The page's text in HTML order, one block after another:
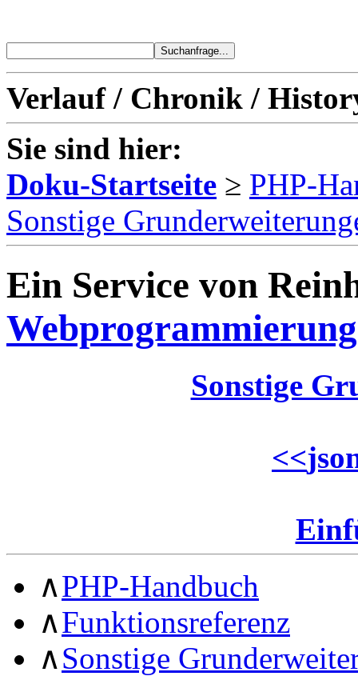
Verlauf / Chronik /
Sie sind hier:
Doku-Startseite ≥ PHP-
Sonstige
Ein Service von
Webprogrammierung
Sonstige
<<
∧PHP-Handbuch
∧Funktionsreferenz
∧Sonstige